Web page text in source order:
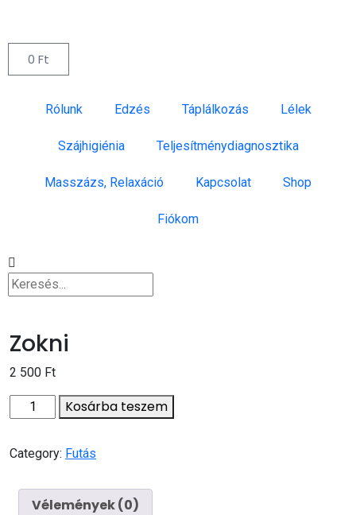
0 Ft
Rólunk Edzés Táplálkozás Lélek
Szájhigiénia Teljesítménydiagnosztika
Masszázs, Relaxáció Kapcsolat Shop
Fiókom
Zokni
2 500 Ft
Kosárba teszem
Category: Futás
Vélemények (0)